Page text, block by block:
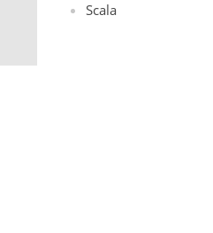
Scala